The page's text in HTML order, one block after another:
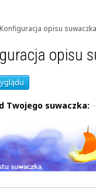
Konfiguracja opisu suwaczka
opisu
Twojego suwaczka: